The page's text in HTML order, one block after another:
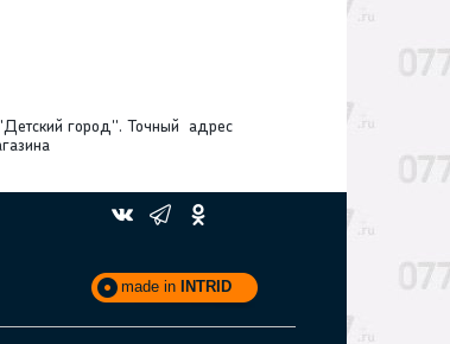
город". Точный адрес
made in INTRID